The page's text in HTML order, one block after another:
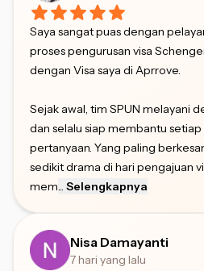
Saya sangat puas dengan
proses pengurusan visa
dengan Visa saya di Aprrove.
Sejak awal, tim SPUN melayani
dan selalu siap membantu setiap
pertanyaan. Yang paling
sedikit drama di hari pengajuan
mem
Selengkapnya
Nisa Damayanti
7 hari yang lalu